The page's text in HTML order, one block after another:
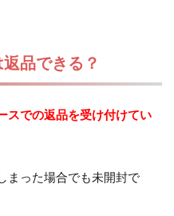
品できる？
スでの返品を受け付けてい
まった場合でも未開封で